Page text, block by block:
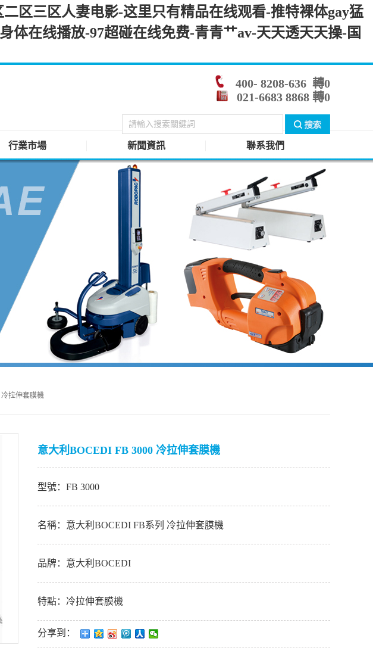
区三区人妻电影-这里只有精品在线观看-推特裸体gay猛
体在线播放-97超碰在线免费-青青艹av-天天透天天操-国
400- 8208-636 轉0
021-6683 8868 轉0
行業市場 新聞資訊 聯系我們
拉伸套膜機
意大利BOCEDI FB 3000 冷拉伸套膜機
型號：FB 3000
名稱：意大利BOCEDI FB系列 冷拉伸套膜機
品牌：意大利BOCEDI
特點：冷拉伸套膜機
分享到：